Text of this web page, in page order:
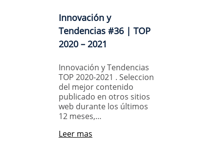
Innovación y
Tendencias #36 | TOP
2020 – 2021
Innovación y Tendencias
TOP 2020-2021 . Seleccion
del mejor contenido
publicado en otros sitios
web durante los últimos
12 meses,…
Leer mas